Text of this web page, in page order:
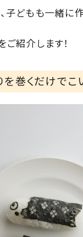
子どもも一緒に作
ご紹介します！
を巻くだけでこ